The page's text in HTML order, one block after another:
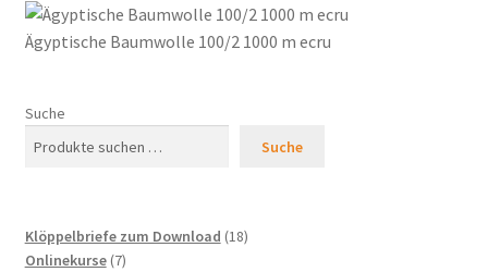
Ägyptische Baumwolle 100/2 1000 m ecru
Suche
Suche
Klöppelbriefe zum Download 1818
Onlinekurse 77